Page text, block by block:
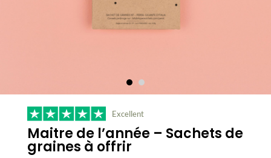
Excellent
Maitre de l’année – Sachets de
graines à offrir